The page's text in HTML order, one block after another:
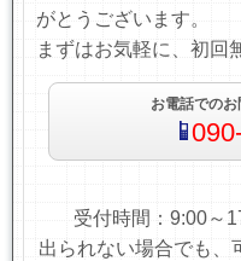
がとうございます。
まずはお気軽に、初回
お電話での
受付時間：9:00～
出られない場合でも、